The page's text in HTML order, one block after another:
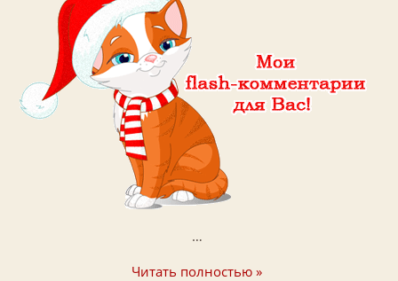
…
Читать полностью »